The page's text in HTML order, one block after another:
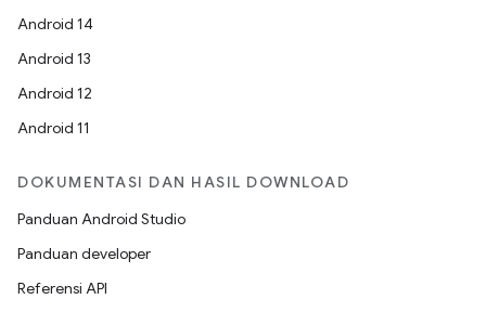
Android 14
Android 13
Android 12
Android 11
DOKUMENTASI DAN HASIL DOWNLOAD
Panduan Android Studio
Panduan developer
Referensi API